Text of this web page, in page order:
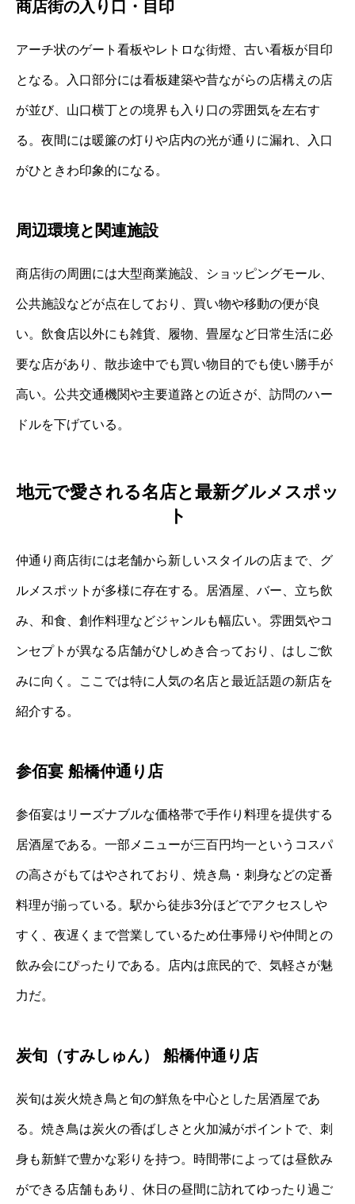
商店街の入り口・目印
アーチ状のゲート看板やレトロな街燈、古い看板が目印
となる。入口部分には看板建築や昔ながらの店構えの店
が並び、山口横丁との境界も入り口の雰囲気を左右す
る。夜間には暖簾の灯りや店内の光が通りに漏れ、入口
がひときわ印象的になる。
周辺環境と関連施設
商店街の周囲には大型商業施設、ショッピングモール、
公共施設などが点在しており、買い物や移動の便が良
い。飲食店以外にも雑貨、履物、畳屋など日常生活に必
要な店があり、散歩途中でも買い物目的でも使い勝手が
高い。公共交通機関や主要道路との近さが、訪問のハー
ドルを下げている。
地元で愛される名店と最新グルメスポッ
ト
仲通り商店街には老舗から新しいスタイルの店まで、グ
ルメスポットが多様に存在する。居酒屋、バー、立ち飲
み、和食、創作料理などジャンルも幅広い。雰囲気やコ
ンセプトが異なる店舗がひしめき合っており、はしご飲
みに向く。ここでは特に人気の名店と最近話題の新店を
紹介する。
参佰宴 船橋仲通り店
参佰宴はリーズナブルな価格帯で手作り料理を提供する
居酒屋である。一部メニューが三百円均一というコスパ
の高さがもてはやされており、焼き鳥・刺身などの定番
料理が揃っている。駅から徒歩3分ほどでアクセスしや
すく、夜遅くまで営業しているため仕事帰りや仲間との
飲み会にぴったりである。店内は庶民的で、気軽さが魅
力だ。
炭旬（すみしゅん） 船橋仲通り店
炭旬は炭火焼き鳥と旬の鮮魚を中心とした居酒屋であ
る。焼き鳥は炭火の香ばしさと火加減がポイントで、刺
身も新鮮で豊かな彩りを持つ。時間帯によっては昼飲み
ができる店舗もあり、休日の昼間に訪れてゆったり過ご